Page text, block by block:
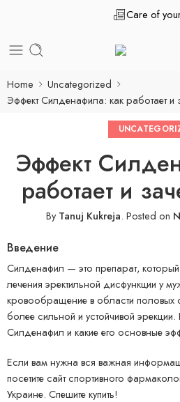
Care of
Home
Uncategorized
Эффект Силденафила: как работает и
Эффект
работает и
ByTanuj Kukreja. Posted on
Введение
Силденафил — это препарат,
лечения эректильной дисфункции у
кровообращение в области половых
более сильной и устойчивой
Силденафил и какие его основные
Если вам нужна вся важная
посетите сайт спортивного
Украине. Спешите купить!